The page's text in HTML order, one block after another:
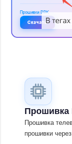
Прошивка
Прошивка
прошивки